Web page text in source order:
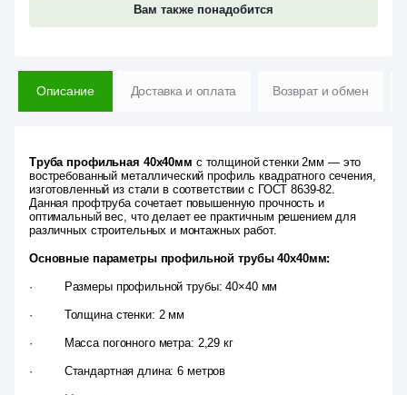
Вам также понадобится
Описание Доставка и оплата Возврат и обмен
Труба профильная 40х40мм с толщиной стенки 2мм — это
востребованный металлический профиль квадратного сечения,
изготовленный из стали в соответствии с ГОСТ 8639-82.
Данная профтруба сочетает повышенную прочность и
оптимальный вес, что делает ее практичным решением для
различных строительных и монтажных работ.
Основные параметры профильной трубы 40х40мм:
· Размеры профильной трубы: 40×40 мм
· Толщина стенки: 2 мм
· Масса погонного метра: 2,29 кг
· Стандартная длина: 6 метров